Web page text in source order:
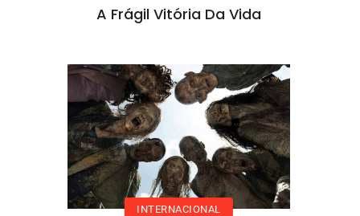
A Frágil Vitória Da Vida
INTERNACIONAL